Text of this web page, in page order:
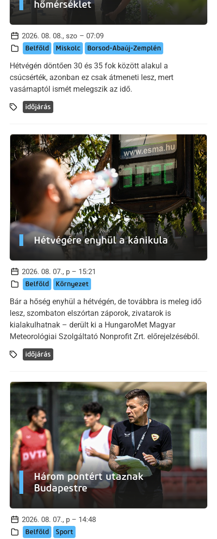
hőmérséklet
2026. 08. 08., szo – 07:09
Belföld Miskolc Borsod-Abaúj-Zemplén
Hétvégén döntően 30 és 35 fok között alakul a
csúcsérték, azonban ez csak átmeneti lesz, mert
vasárnaptól ismét melegszik az idő.
időjárás
Hétvégére enyhül a kánikula
2026. 08. 07., p – 15:21
Belföld Környezet
Bár a hőség enyhül a hétvégén, de továbbra is meleg idő
lesz, szombaton elszórtan záporok, zivatarok is
kialakulhatnak – derült ki a HungaroMet Magyar
Meteorológiai Szolgáltató Nonprofit Zrt. előrejelzéséből.
időjárás
Három pontért utaznak
Budapestre
2026. 08. 07., p – 14:48
Belföld Sport